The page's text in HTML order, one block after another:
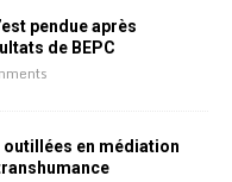
pendue après
de BEPC
outillées en médiation